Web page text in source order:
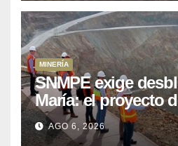
MINERÍA
SNMPE exige
María: el proyecto
que Perú lleva 15
posponiendo
AGO 6, 2026